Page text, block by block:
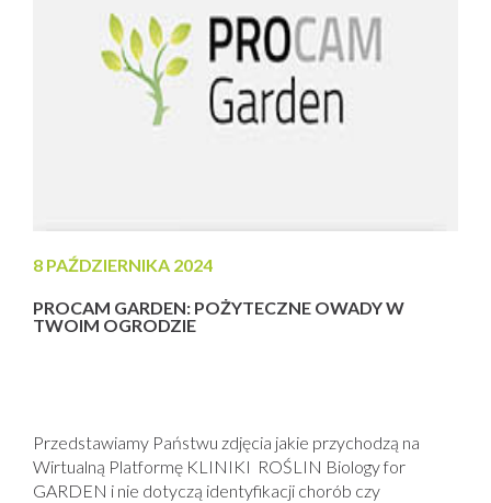
8 PAŹDZIERNIKA 2024
PROCAM GARDEN: POŻYTECZNE OWADY W
TWOIM OGRODZIE
Przedstawiamy Państwu zdjęcia jakie przychodzą na
Wirtualną Platformę KLINIKI ROŚLIN Biology for
GARDEN i nie dotyczą identyfikacji chorób czy